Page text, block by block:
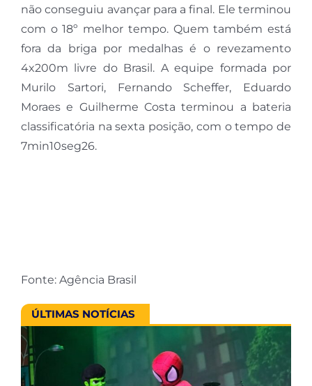
não conseguiu avançar para a final. Ele terminou
com o 18º melhor tempo. Quem também está
fora da briga por medalhas é o revezamento
4x200m livre do Brasil. A equipe formada por
Murilo Sartori, Fernando Scheffer, Eduardo
Moraes e Guilherme Costa terminou a bateria
classificatória na sexta posição, com o tempo de
7min10seg26.
Fonte: Agência Brasil
ÚLTIMAS NOTÍCIAS